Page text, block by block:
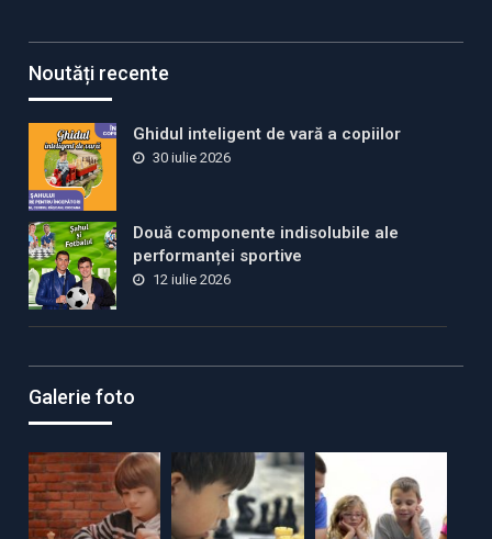
Noutăți recente
Ghidul inteligent de vară a copiilor
30 iulie 2026
Două componente indisolubile ale
performanței sportive
12 iulie 2026
Galerie foto